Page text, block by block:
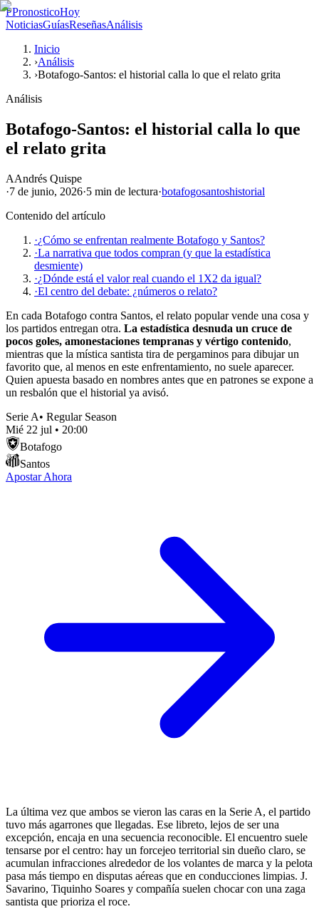
PPronosticoHoy
NoticiasGuíasReseñasAnálisis
Inicio
›Análisis
›Botafogo-Santos: el historial calla lo que el relato grita
Análisis
Botafogo-Santos: el historial calla lo que
el relato grita
AAndrés Quispe
·7 de junio, 2026·5 min de lectura·botafogosantoshistorial
Contenido del artículo
·¿Cómo se enfrentan realmente Botafogo y Santos?
·La narrativa que todos compran (y que la estadística
desmiente)
·¿Dónde está el valor real cuando el 1X2 da igual?
·El centro del debate: ¿números o relato?
En cada Botafogo contra Santos, el relato popular vende una cosa y
los partidos entregan otra. La estadística desnuda un cruce de
pocos goles, amonestaciones tempranas y vértigo contenido,
mientras que la mística santista tira de pergaminos para dibujar un
favorito que, al menos en este enfrentamiento, no suele aparecer.
Quien apuesta basado en nombres antes que en patrones se expone a
un resbalón que el historial ya avisó.
Serie A• Regular Season
Mié 22 jul • 20:00
Botafogo
Santos
Apostar Ahora
La última vez que ambos se vieron las caras en la Serie A, el partido
tuvo más agarrones que llegadas. Ese libreto, lejos de ser una
excepción, encaja en una secuencia reconocible. El encuentro suele
tensarse por el centro: hay un forcejeo territorial sin dueño claro, se
acumulan infracciones alrededor de los volantes de marca y la pelota
pasa más tiempo en disputas aéreas que en conducciones limpias. J.
Savarino, Tiquinho Soares y compañía suelen chocar con una zaga
santista que prioriza el roce.